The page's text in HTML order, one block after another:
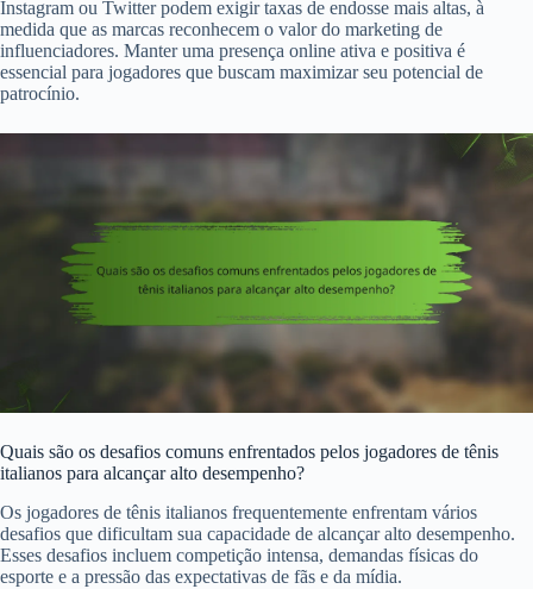
Instagram ou Twitter podem exigir taxas de endosse mais altas, à
medida que as marcas reconhecem o valor do marketing de
influenciadores. Manter uma presença online ativa e positiva é
essencial para jogadores que buscam maximizar seu potencial de
patrocínio.
Quais são os desafios comuns enfrentados pelos jogadores de tênis
italianos para alcançar alto desempenho?
Os jogadores de tênis italianos frequentemente enfrentam vários
desafios que dificultam sua capacidade de alcançar alto desempenho.
Esses desafios incluem competição intensa, demandas físicas do
esporte e a pressão das expectativas de fãs e da mídia.